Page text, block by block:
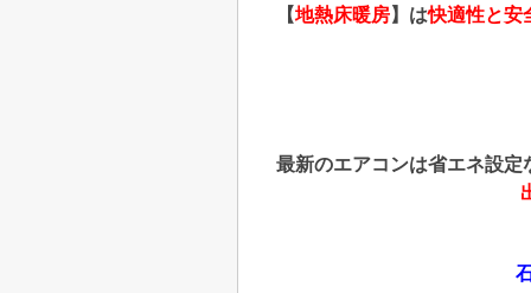
【地熱床暖房】は快適性と安
最新のエアコンは省エネ設定